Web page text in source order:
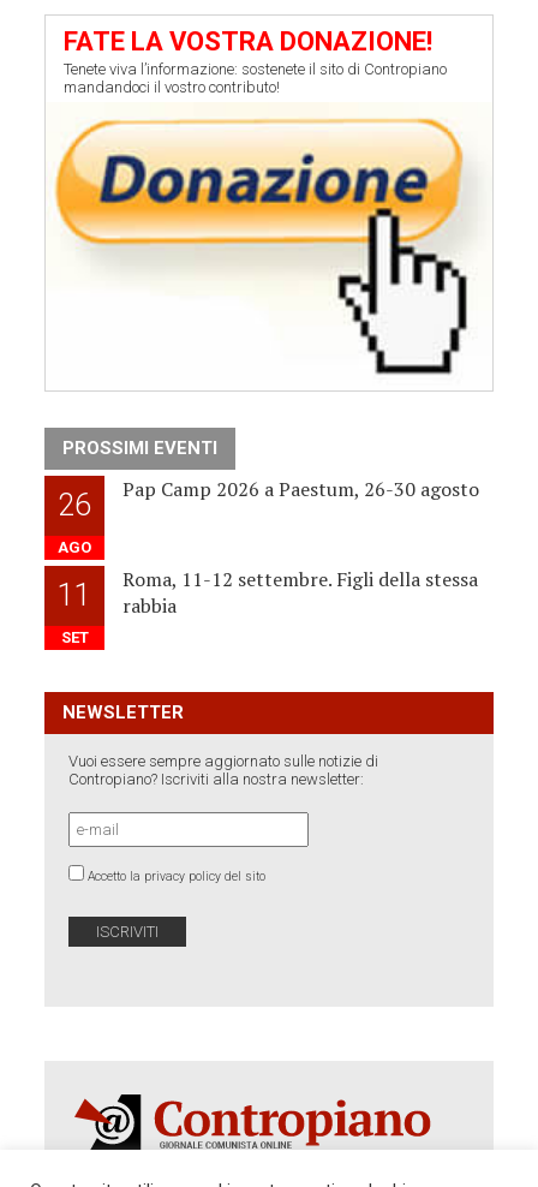
FATE LA VOSTRA DONAZIONE!
Tenete viva l’informazione: sostenete il sito di Contropiano
mandandoci il vostro contributo!
PROSSIMI EVENTI
26
AGO
Pap Camp 2026 a Paestum, 26-30 agosto
11
SET
Roma, 11-12 settembre. Figli della stessa
rabbia
NEWSLETTER
Vuoi essere sempre aggiornato sulle notizie di
Contropiano? Iscriviti alla nostra newsletter:
Accetto la privacy policy del sito